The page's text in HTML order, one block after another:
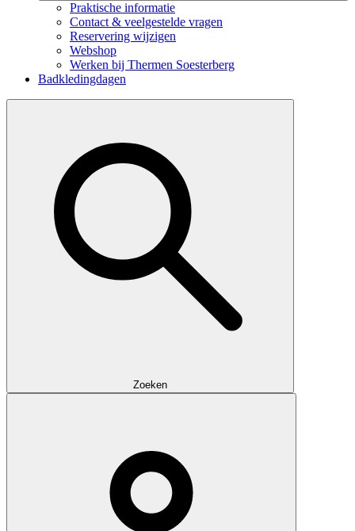
Praktische informatie
Contact & veelgestelde vragen
Reservering wijzigen
Webshop
Werken bij Thermen Soesterberg
Badkledingdagen
Zoeken